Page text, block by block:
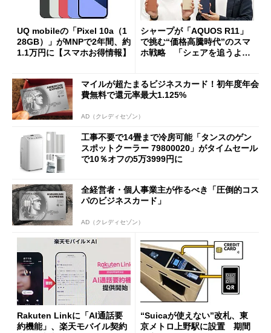
UQ mobileの「Pixel 10a（1
28GB）」がMNPで2年間、約
1.1万円に【スマホお得情報】
シャープが「AQUOS R11」
で挑む“価格高騰時代”のスマ
ホ戦略 「シェアを追うより
マイルが超たまるビジネスカード！初年度年会
費無料で還元率最大1.125%
AD（クレディセゾン）
工事不要で14畳まで冷房可能「タンスのゲン
スポットクーラー 79800020」がタイムセール
で10％オフの5万3999円に
全経営者・個人事業主が作るべき「圧倒的コス
パのビジネスカード」
AD（クレディセゾン）
Rakuten Linkに「AI通話要
約機能」、楽天モバイル契約
“Suicaが使えない”改札、東
京メトロ上野駅に設置 期間